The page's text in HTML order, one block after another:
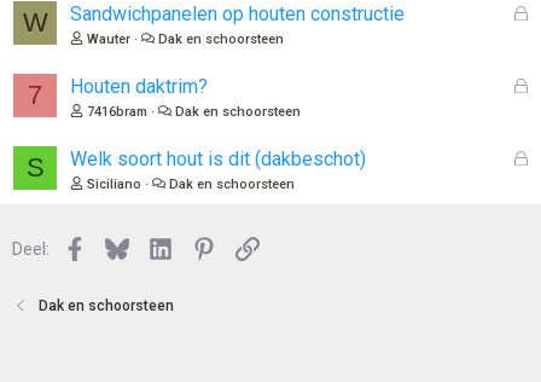
n
W
G
n
Sandwichpanelen op houten constructie
Wauter Dak en schoorsteen
7
G
Houten daktrim?
7416bram Dak en schoorsteen
S
G
Welk soort hout is dit (dakbeschot)
Siciliano Dak en schoorsteen
Deel: Facebook
BlueskyLinkedInPinterest
Link
Dak en schoorsteen